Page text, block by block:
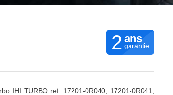
2 ans
garantie
IHI TURBO ref. 17201-0R040, 17201-0R041,